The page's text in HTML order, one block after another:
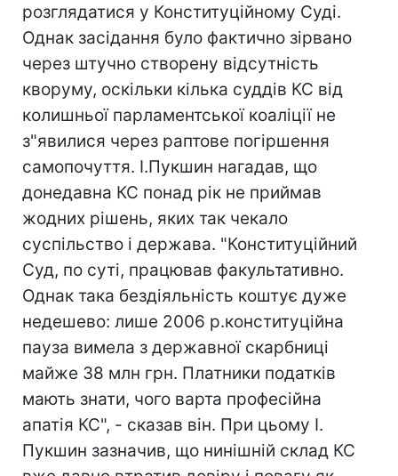
розглядатися у Конституційному Суді.
Однак засідання було фактично зірвано
через штучно створену відсутність
кворуму, оскільки кілька суддів КС від
колишньої парламентської коаліції не
з"явилися через раптове погіршення
самопочуття. І.Пукшин нагадав, що
донедавна КС понад рік не приймав
жодних рішень, яких так чекало
суспільство і держава. "Конституційний
Суд, по суті, працював факультативно.
Однак така бездіяльність коштує дуже
недешево: лише 2006 р.конституційна
пауза вимела з державної скарбниці
майже 38 млн грн. Платники податків
мають знати, чого варта професійна
апатія КС", - сказав він. При цьому І.
Пукшин зазначив, що нинішній склад КС